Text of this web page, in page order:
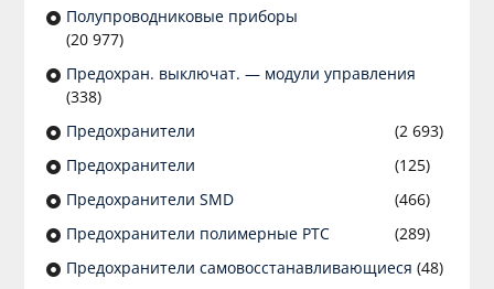
Полупроводниковые приборы
(20 977)
Предохран. выключат. — модули управления
(338)
Предохранители
(2 693)
Предохранители
(125)
Предохранители SMD
(466)
Предохранители полимерные PTC
(289)
Предохранители самовосстанавливающиеся (48)